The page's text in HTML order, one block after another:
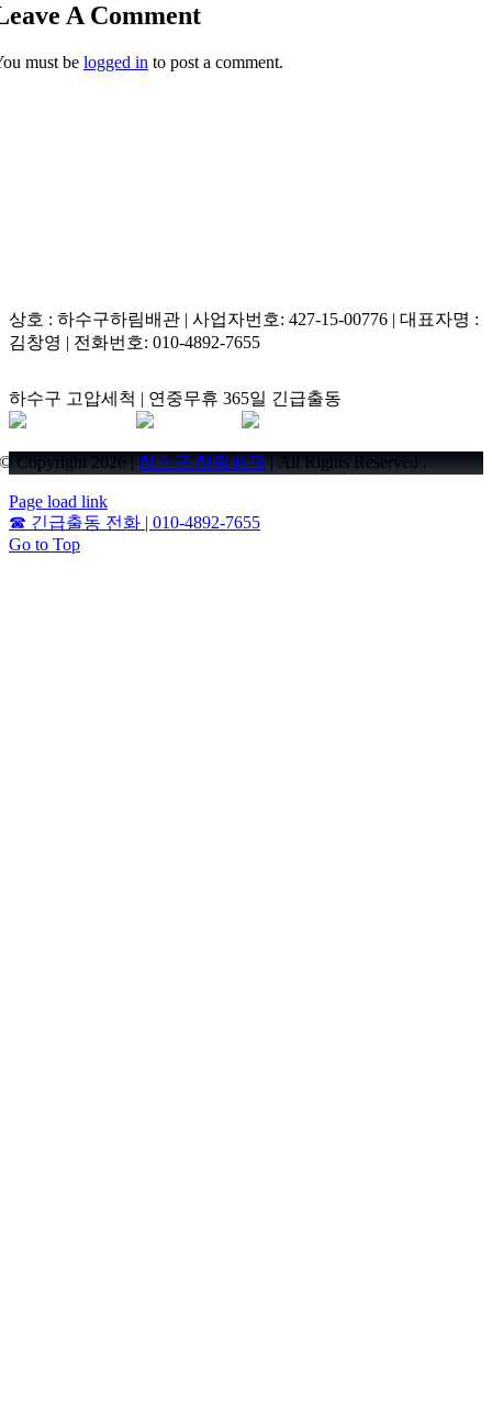
A Comment
must be logged in to post a comment.
상호 : 하수구하림배관 | 사업자번호: 427-15-00776 | 대표자명 :
김창영 | 전화번호: 010-4892-7655
하수구 고압세척 | 연중무휴 365일 긴급출동
© Copyright 2026 |하수구 하림배관 | All Rights Reserved .
Page load link
☎ 긴급출동 전화 | 010-4892-7655
Go to Top